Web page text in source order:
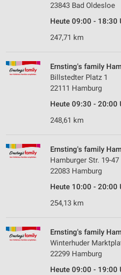
23843 Bad Oldesloe
Heute 09:00 - 18:30
247,71 km
Ernsting's family
Billstedter Platz 1
22111 Hamburg
Heute 09:30 - 20:00
248,61 km
Ernsting's family
Hamburger Str. 19-47
22083 Hamburg
Heute 10:00 - 20:00
254,13 km
Ernsting's family
Winterhuder
22299 Hamburg
Heute 09:00 - 19:00